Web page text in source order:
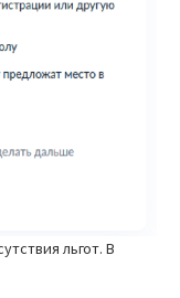
льгот. В